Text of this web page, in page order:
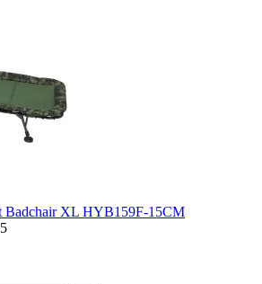
Badchair XL HYB159F-15CM